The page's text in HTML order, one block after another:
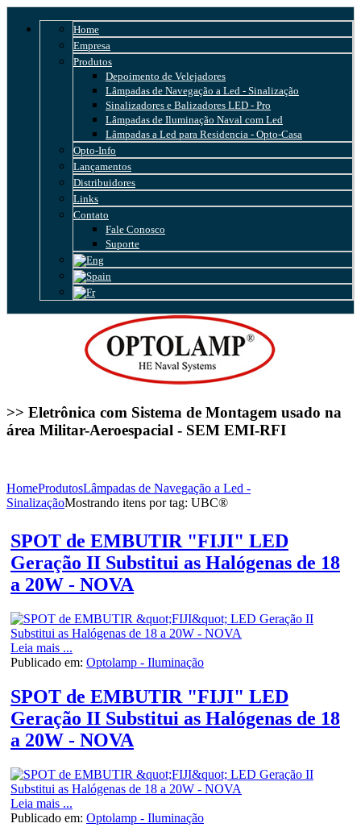
Home
Empresa
Produtos
Depoimento de Velejadores
Lâmpadas de Navegação a Led - Sinalização
Sinalizadores e Balizadores LED - Pro
Lâmpadas de Iluminação Naval com Led
Lâmpadas a Led para Residencia - Opto-Casa
Opto-Info
Lançamentos
Distribuidores
Links
Contato
Fale Conosco
Suporte
>> Eletrônica com Sistema de Montagem usado na
área Militar-Aeroespacial - SEM EMI-RFI
HomeProdutosLâmpadas de Navegação a Led -
SinalizaçãoMostrando itens por tag: UBC®
SPOT de EMBUTIR "FIJI" LED
Geração II Substitui as Halógenas de 18
a 20W - NOVA
Leia mais ...
Publicado em: Optolamp - Iluminação
SPOT de EMBUTIR "FIJI" LED
Geração II Substitui as Halógenas de 18
a 20W - NOVA
Leia mais ...
Publicado em: Optolamp - Iluminação